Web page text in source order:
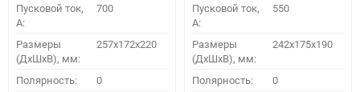
Пусковой ток,
A:
700
Размеры
(ДхШхВ), мм:
257x172x220
Полярность: 0
Пусковой ток,
A:
550
Размеры
(ДхШхВ), мм:
242x175x190
Полярность: 0